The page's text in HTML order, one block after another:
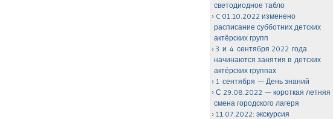
светодиодное табло
C 01.10.2022 изменено
расписание субботних детских
актёрских групп
3 и 4 сентября 2022 года
начинаются занятия в детских
актёрских группах
1 сентября — День знаний
С 29.08.2022 — короткая летняя
смена городского лагеря
11.07.2022: экскурсия